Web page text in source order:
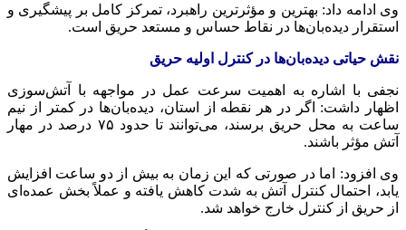
وی ادامه داد: بهترین و مؤثرترین راهبرد، تمرکز کامل بر پیشگیری و
استقرار دیده‌بان‌ها در نقاط حساس و مستعد حریق است.
نقش حیاتی دیده‌بان‌ها در کنترل اولیه حریق
نجفی با اشاره به اهمیت سرعت عمل در مواجهه با آتش‌سوزی
اظهار داشت: اگر در هر نقطه از استان، دیده‌بان‌ها در کمتر از نیم
ساعت به محل حریق برسند، می‌توانند تا حدود ۷۵ درصد در مهار
آتش مؤثر باشند.
وی افزود: اما در صورتی که این زمان به بیش از دو ساعت افزایش
یابد، احتمال کنترل آتش به شدت کاهش یافته و عملاً بخش عمده‌ای
از حریق از کنترل خارج خواهد شد.